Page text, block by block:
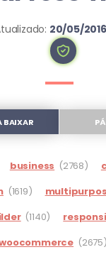
20/05/2016
BAIXAR
business (2768)
(1619)
(1140)
(2675)